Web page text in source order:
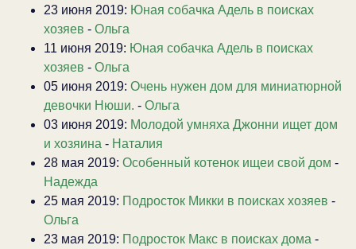
23 июня 2019: Юная собачка Адель в поисках
хозяев - Ольга
11 июня 2019: Юная собачка Адель в поисках
хозяев - Ольга
05 июня 2019: Очень нужен дом для миниатюрной
девочки Нюши. - Ольга
03 июня 2019: Молодой умняха Джонни ищет дом
и хозяина - Наталия
28 мая 2019: Особенный котенок ищеи свой дом -
Надежда
25 мая 2019: Подросток Микки в поисках хозяев -
Ольга
23 мая 2019: Подросток Макс в поисках дома -